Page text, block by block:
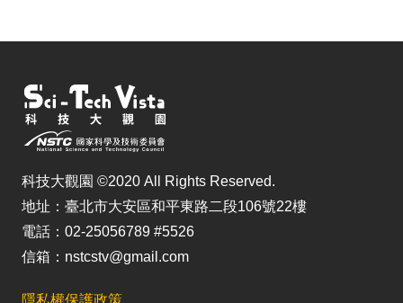
科技大觀園 ©2020 All Rights Reserved.
地址：臺北市大安區和平東路二段106號22樓
電話：02-25056789 #5526
信箱：nstcstv@gmail.com
隱私權保護政策